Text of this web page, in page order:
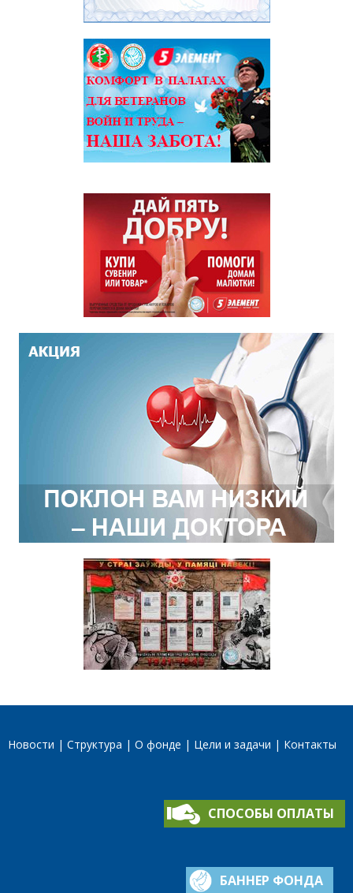
Новости Структура О фонде Цели и задачи Контакты
СПОСОБЫ ОПЛАТЫ
БАННЕР ФОНДА